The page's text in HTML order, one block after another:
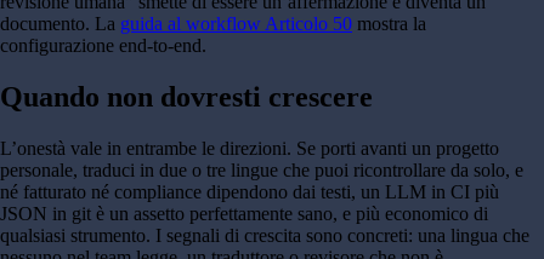
documento. La guida al workflow Articolo 50 mostra la
configurazione end-to-end.
Quando non dovresti crescere
L’onestà vale in entrambe le direzioni. Se porti avanti un progetto
personale, traduci in due o tre lingue che puoi ricontrollare da solo, e
né fatturato né compliance dipendono dai testi, un LLM in CI più
JSON in git è un assetto perfettamente sano, e più economico di
qualsiasi strumento. I segnali di crescita sono concreti: una lingua che